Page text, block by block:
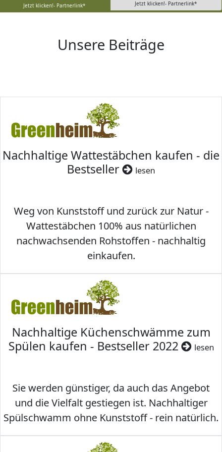
Jetzt klicken!- Partnerlink* Jetzt klicken!- Partnerlink*
Unsere Beiträge
Nachhaltige Wattestäbchen kaufen - die
Bestseller
lesen
Weg von Kunststoff und zurück zur Natur -
Wattestäbchen 100% aus natürlichen
nachwachsenden Rohstoffen - nachhaltig
einkaufen.
Nachhaltige Küchenschwämme zum
Spülen kaufen - Bestseller 2022
lesen
Sie werden günstiger, da auch das Angebot
und die Vielfalt gestiegen ist. Nachhaltiger
Spülschwamm ohne Kunststoff - rein natürlich.